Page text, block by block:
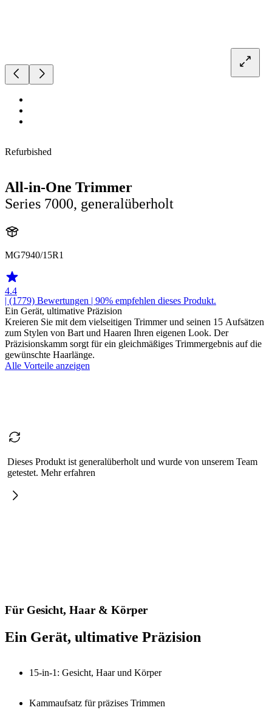
Refurbished
All-in-One Trimmer
Series 7000, generalüberholt
MG7940/15R1
4.4
| (1779) Bewertungen | 90% empfehlen dieses Produkt.
Ein Gerät, ultimative Präzision
Kreieren Sie mit dem vielseitigen Trimmer und seinen 15 Aufsätzen
zum Stylen von Bart und Haaren Ihren eigenen Look. Der
Präzisionskamm sorgt für ein gleichmäßiges Trimmergebnis auf die
gewünschte Haarlänge.
Alle Vorteile anzeigen
Dieses Produkt ist generalüberholt und wurde von unserem Team
getestet. Mehr erfahren
Für Gesicht, Haar & Körper
Ein Gerät, ultimative Präzision
15-in-1: Gesicht, Haar und Körper
Kammaufsatz für präzises Trimmen